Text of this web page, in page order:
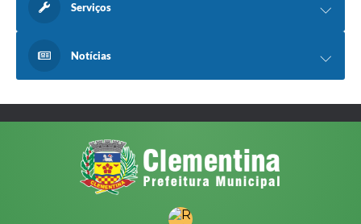
Serviços
Notícias